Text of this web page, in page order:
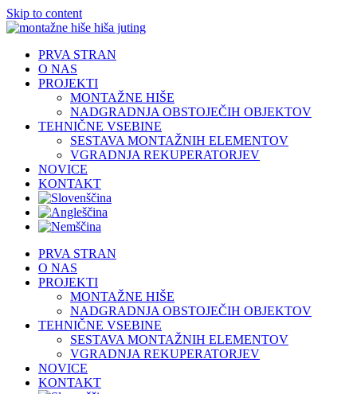
Skip to content
PRVA STRAN
O NAS
PROJEKTI
MONTAŽNE HIŠE
NADGRADNJA OBSTOJEČIH OBJEKTOV
TEHNIČNE VSEBINE
SESTAVA MONTAŽNIH ELEMENTOV
VGRADNJA REKUPERATORJEV
NOVICE
KONTAKT
PRVA STRAN
O NAS
PROJEKTI
MONTAŽNE HIŠE
NADGRADNJA OBSTOJEČIH OBJEKTOV
TEHNIČNE VSEBINE
SESTAVA MONTAŽNIH ELEMENTOV
VGRADNJA REKUPERATORJEV
NOVICE
KONTAKT